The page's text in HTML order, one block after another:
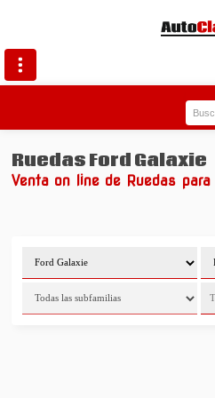
Ruedas Ford Galaxie
Venta on line de Ruedas para